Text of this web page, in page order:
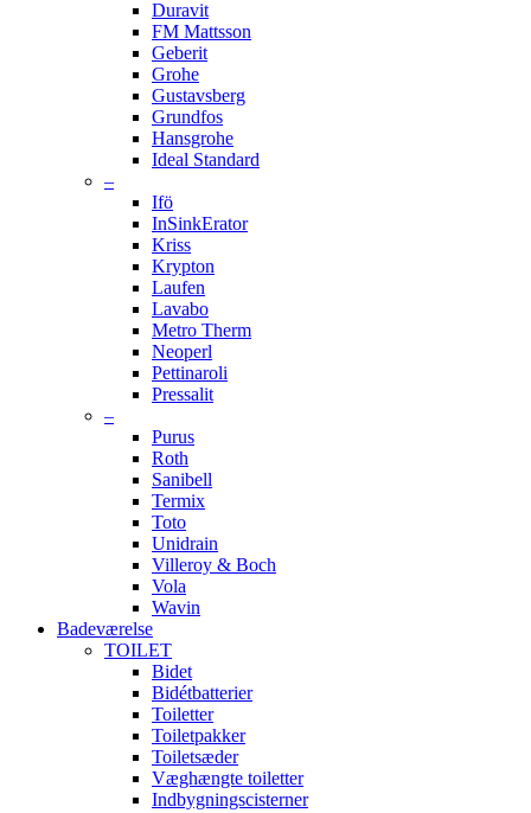
Duravit
FM Mattsson
Geberit
Grohe
Gustavsberg
Grundfos
Hansgrohe
Ideal Standard
–
Ifö
InSinkErator
Kriss
Krypton
Laufen
Lavabo
Metro Therm
Neoperl
Pettinaroli
Pressalit
–
Purus
Roth
Sanibell
Termix
Toto
Unidrain
Villeroy & Boch
Vola
Wavin
Badeværelse
TOILET
Bidet
Bidétbatterier
Toiletter
Toiletpakker
Toiletsæder
Væghængte toiletter
Indbygningscisterner